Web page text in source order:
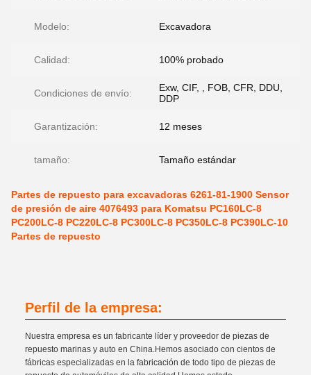
Modelo: Excavadora
Calidad: 100% probado
Condiciones de envío:
Exw, CIF, , FOB, CFR, DDU,
DDP
Garantización: 12 meses
tamaño: Tamaño estándar
Partes de repuesto para excavadoras 6261-81-1900 Sensor
de presión de aire 4076493 para Komatsu PC160LC-8
PC200LC-8 PC220LC-8 PC300LC-8 PC350LC-8 PC390LC-10
Partes de repuesto
Perfil de la empresa:
Nuestra empresa es un fabricante líder y proveedor de piezas de
repuesto marinas y auto en China.Hemos asociado con cientos de
fábricas especializadas en la fabricación de todo tipo de piezas de